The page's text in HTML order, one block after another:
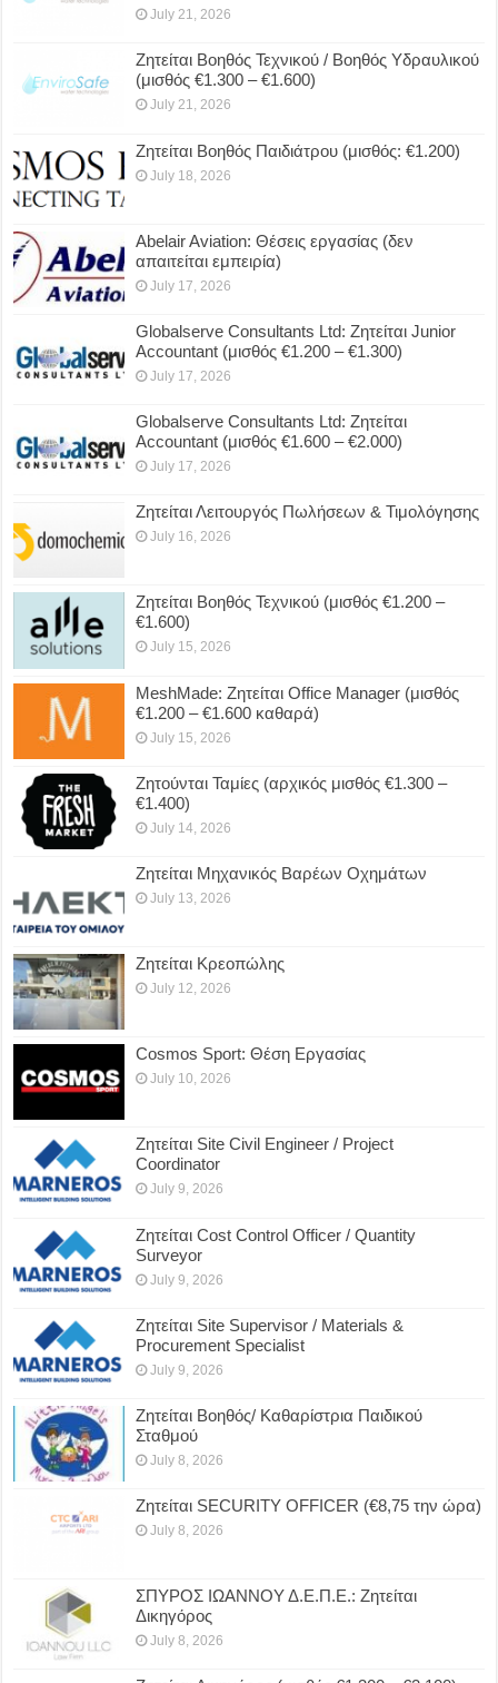
July 21, 2026
Ζητείται Βοηθός Τεχνικού / Βοηθός Υδραυλικού
(μισθός €1.300 – €1.600)
July 21, 2026
Ζητείται Βοηθός Παιδιάτρου (μισθός: €1.200)
July 18, 2026
Abelair Aviation: Θέσεις εργασίας (δεν
απαιτείται εμπειρία)
July 17, 2026
Globalserve Consultants Ltd: Ζητείται Junior
Accountant (μισθός €1.200 – €1.300)
July 17, 2026
Globalserve Consultants Ltd: Ζητείται
Accountant (μισθός €1.600 – €2.000)
July 17, 2026
Ζητείται Λειτουργός Πωλήσεων & Τιμολόγησης
July 16, 2026
Ζητείται Βοηθός Τεχνικού (μισθός €1.200 –
€1.600)
July 15, 2026
MeshMade: Ζητείται Office Manager (μισθός
€1.200 – €1.600 καθαρά)
July 15, 2026
Ζητούνται Ταμίες (αρχικός μισθός €1.300 –
€1.400)
July 14, 2026
Ζητείται Μηχανικός Βαρέων Οχημάτων
July 13, 2026
Ζητείται Κρεοπώλης
July 12, 2026
Cosmos Sport: Θέση Εργασίας
July 10, 2026
Ζητείται Site Civil Engineer / Project
Coordinator
July 9, 2026
Ζητείται Cost Control Officer / Quantity
Surveyor
July 9, 2026
Ζητείται Site Supervisor / Materials &
Procurement Specialist
July 9, 2026
Ζητείται Βοηθός/ Καθαρίστρια Παιδικού
Σταθμού
July 8, 2026
Ζητείται SECURITY OFFICER (€8,75 την ώρα)
July 8, 2026
ΣΠΥΡΟΣ ΙΩΑΝΝΟΥ Δ.Ε.Π.Ε.: Ζητείται
Δικηγόρος
July 8, 2026